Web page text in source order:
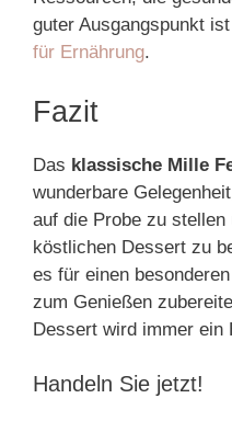
guter Ausgangspunkt
für Ernährung.
Fazit
Das klassische Mille
wunderbare
auf die Probe zu
köstlichen Dessert zu
es für einen
zum Genießen
Dessert wird immer ein
Handeln Sie jetzt!